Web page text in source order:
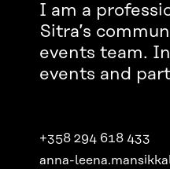
I am a
Sitra’s
events team.
events and
+358 294 618 433
anna-